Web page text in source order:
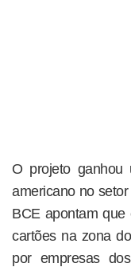
O projeto ganhou
americano no
BCE apontam
cartões na zona
por empresas